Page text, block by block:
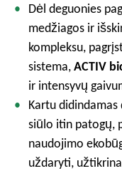
Dėl deguonies
medžiagos ir
kompleksu,
sistema,ACTIV
ir intensyvų
Kartu didindamas
siūlo itin patogų,
naudojimo
uždaryti,